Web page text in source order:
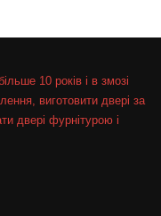
10 років і в змозі
виготовити двері за
двері фурнітурою і